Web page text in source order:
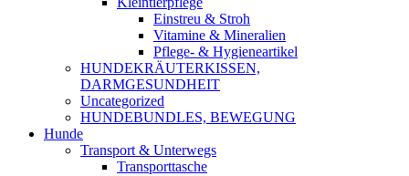
Einstreu & Stroh
Vitamine & Mineralien
Pflege- & Hygieneartikel
HUNDEKRÄUTERKISSEN,
DARMGESUNDHEIT
Uncategorized
HUNDEBUNDLES, BEWEGUNG
Hunde
Transport & Unterwegs
Transporttasche